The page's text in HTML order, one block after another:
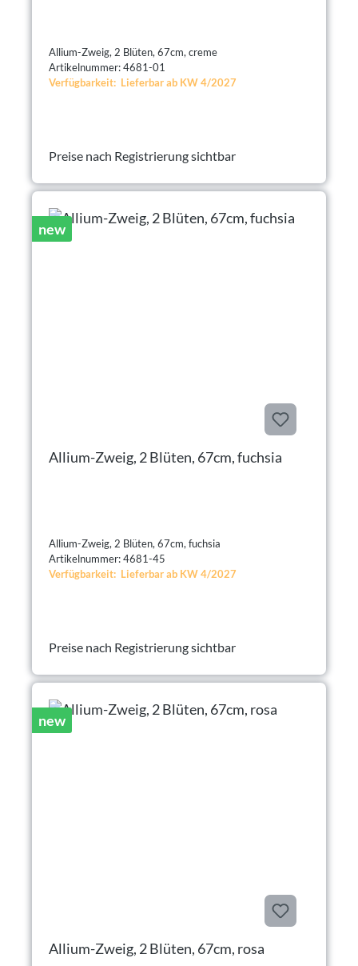
Allium-Zweig, 2 Blüten, 67cm, creme
Artikelnummer: 4681-01
Verfügbarkeit: Lieferbar ab KW 4/2027
Preise nach Registrierung sichtbar
new
Allium-Zweig, 2 Blüten, 67cm, fuchsia
Allium-Zweig, 2 Blüten, 67cm, fuchsia
Artikelnummer: 4681-45
Verfügbarkeit: Lieferbar ab KW 4/2027
Preise nach Registrierung sichtbar
new
Allium-Zweig, 2 Blüten, 67cm, rosa